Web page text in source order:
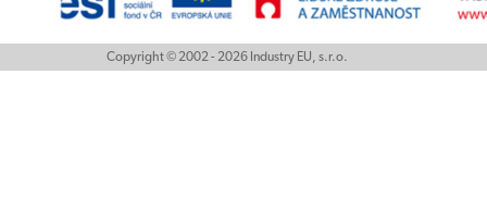
Copyright © 2002 - 2026 Industry EU, s.r.o.